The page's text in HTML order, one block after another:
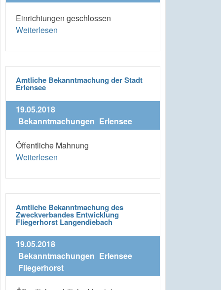
Einrichtungen geschlossen
Weiterlesen
Amtliche Bekanntmachung der Stadt
Erlensee
19.05.2018
Bekanntmachungen Erlensee
Öffentliche Mahnung
Weiterlesen
Amtliche Bekanntmachung des
Zweckverbandes Entwicklung
Fliegerhorst Langendiebach
19.05.2018
Bekanntmachungen Erlensee
Fliegerhorst